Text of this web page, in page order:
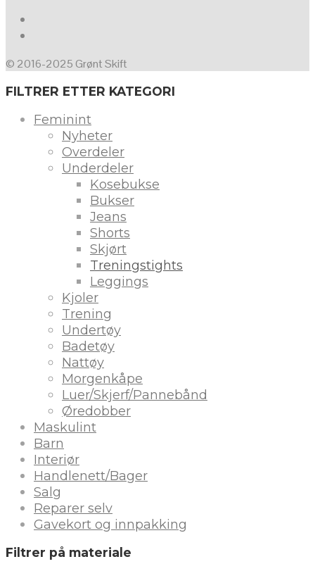
© 2016-2025 Grønt Skift
FILTRER ETTER KATEGORI
Feminint
Nyheter
Overdeler
Underdeler
Kosebukse
Bukser
Jeans
Shorts
Skjørt
Treningstights
Leggings
Kjoler
Trening
Undertøy
Badetøy
Nattøy
Morgenkåpe
Luer/Skjerf/Pannebånd
Øredobber
Maskulint
Barn
Interiør
Handlenett/Bager
Salg
Reparer selv
Gavekort og innpakking
Filtrer på materiale